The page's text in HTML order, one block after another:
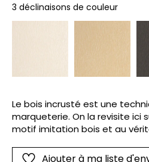
3 déclinaisons de couleur
Le bois incrusté est une
marqueterie. On la revisite ici
motif imitation bois et au
Ajouter à ma liste